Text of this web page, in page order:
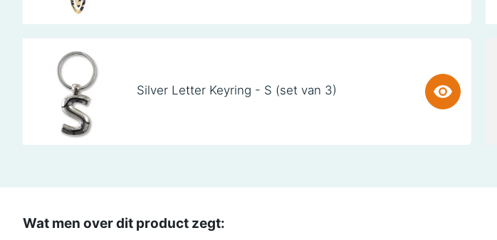
Silver Letter Keyring - S (set van 3)
Wat men over dit product zegt: